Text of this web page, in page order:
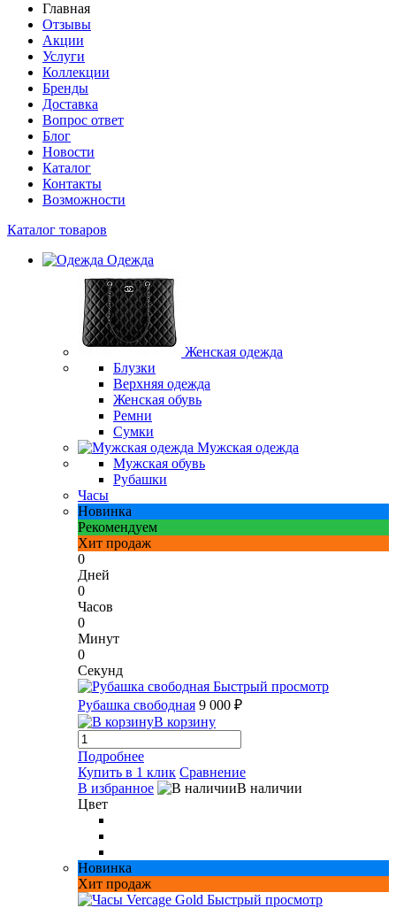
Главная
Отзывы
Акции
Услуги
Коллекции
Бренды
Доставка
Вопрос ответ
Блог
Новости
Каталог
Контакты
Возможности
Каталог товаров
Одежда
Женская одежда
Блузки
Верхняя одежда
Женская обувь
Ремни
Сумки
Мужская одежда
Мужская обувь
Рубашки
Часы
Новинка
Рекомендуем
Хит продаж
0
Дней
0
Часов
0
Минут
0
Секунд
Быстрый просмотр
Рубашка свободная 9 000 ₽
В корзину
Подробнее
Купить в 1 клик Сравнение
В избранное
В наличии
Цвет
Новинка
Хит продаж
Быстрый просмотр